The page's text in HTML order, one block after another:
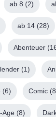
(18)
(2)
ab 8 (2)
ab 14 (28)
Abenteuer
(1)
(6) Comic
Age (8)